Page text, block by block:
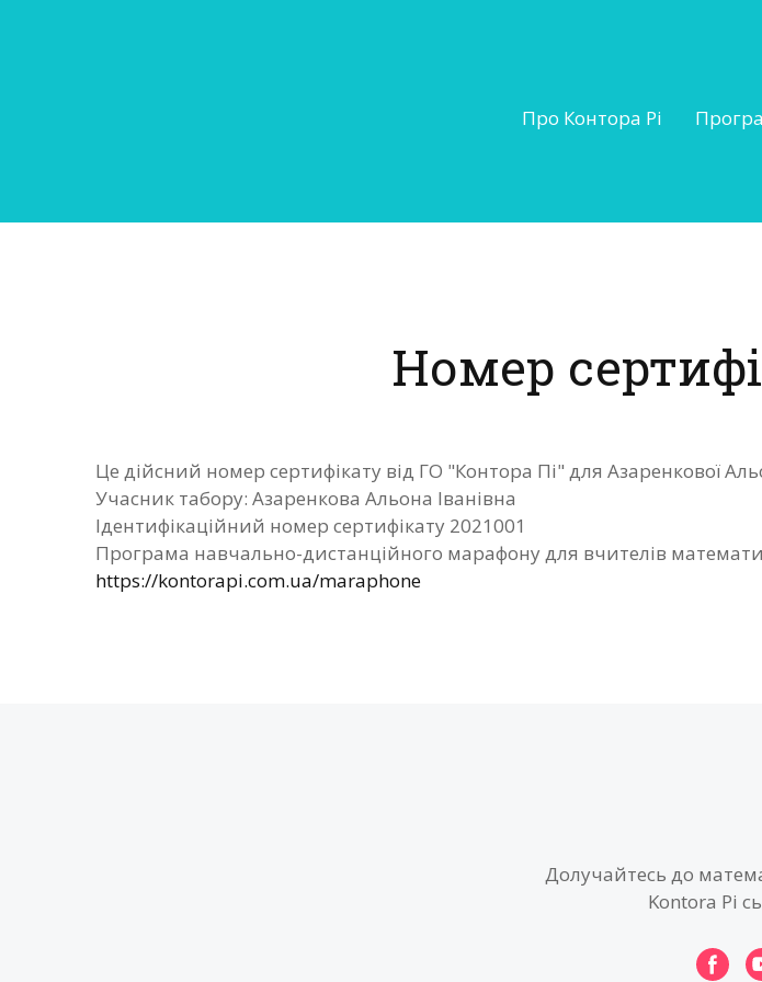
Про Контора Рі
Номер
Це дійсний номер сертифікату від ГО "Контора Пі" для Азаренкової
Учасник табору: Азаренкова Альона Іванівна
Ідентифікаційний номер сертифікату 2021001
Програма навчально-дистанційного марафону для вчителів
https://kontorapi.com.ua/maraphone
Долучайтесь до
Kontora Pi